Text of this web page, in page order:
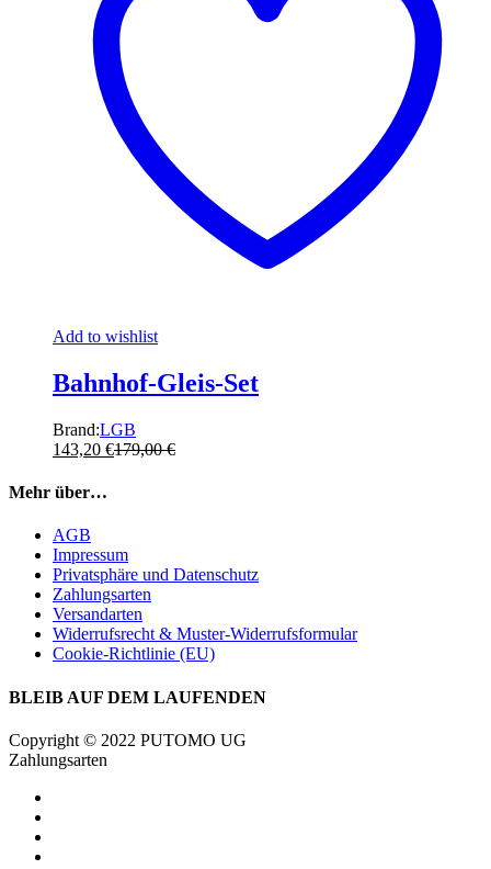
Add to wishlist
Bahnhof-Gleis-Set
Brand:LGB
143,20 €179,00€
Mehr über…
AGB
Impressum
Privatsphäre und Datenschutz
Zahlungsarten
Versandarten
Widerrufsrecht & Muster-Widerrufsformular
Cookie-Richtlinie (EU)
BLEIB AUF DEM LAUFENDEN
Copyright © 2022 PUTOMO UG
Zahlungsarten